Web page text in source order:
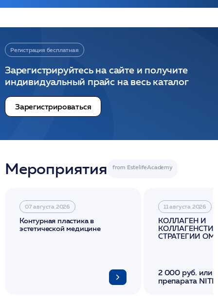
Регистрация бесплатная
Зарегистрируйтесь на сайте и получите
индивидуальный прайс на весь каталог
Зарегистрироваться
Мероприятия
07 августа 2026
Контурная пластика в
эстетической медицине
11 августа 2026
КОЛЛАГЕН И
СТРАТЕГИИ
2 000 руб. или
препарата